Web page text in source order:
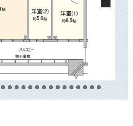
や宅配ボックス、防犯カメラはもちろんの
ュサービスつき）で安心してお住まいい
ズルームなどもございます。
通エレベーターもございます。
ックセンター」や複合アミューズメント
局、銀行の支店などもございますので、